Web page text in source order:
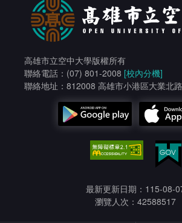
高雄市立空中大學版權所有
聯絡電話：(07) 801-2008 [校內分機]
聯絡地址：812008 高雄市小港區大業北
最新更新日期：115-08-
瀏覽人次：42588517